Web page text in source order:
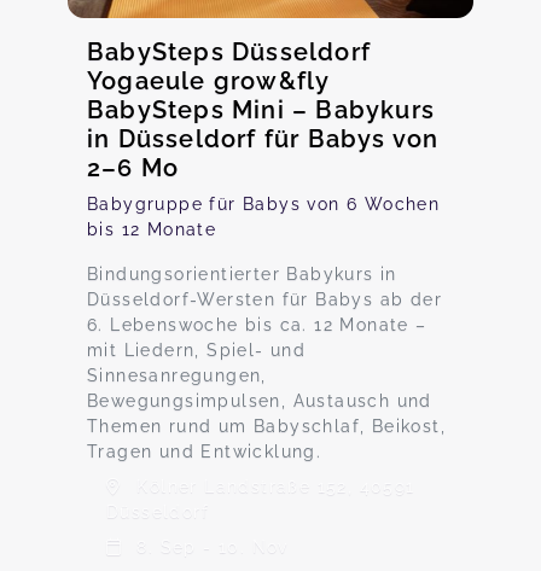
BabySteps Düsseldorf
Yogaeule grow&fly
BabySteps Mini – Babykurs
in Düsseldorf für Babys von
2–6 Mo
Babygruppe für Babys von 6 Wochen
bis 12 Monate
Bindungsorientierter Babykurs in
Düsseldorf-Wersten für Babys ab der
6. Lebenswoche bis ca. 12 Monate –
mit Liedern, Spiel- und
Sinnesanregungen,
Bewegungsimpulsen, Austausch und
Themen rund um Babyschlaf, Beikost,
Tragen und Entwicklung.
Kölner Landstraße 152, 40591
Düsseldorf
8. Sep - 10. Nov